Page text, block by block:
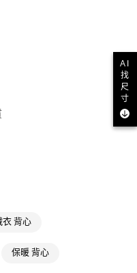
衣 背心
保暖 背心
AI
找
尺
寸